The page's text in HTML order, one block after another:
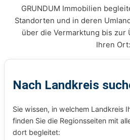
GRUNDUM Immobilien
Standorten und in deren
über die Vermarktung bis zur
Ihren Ort:
Nach Landkreis
Sie wissen, in welchem Landkreis
finden Sie die Regionsseiten mit
dort begleitet: